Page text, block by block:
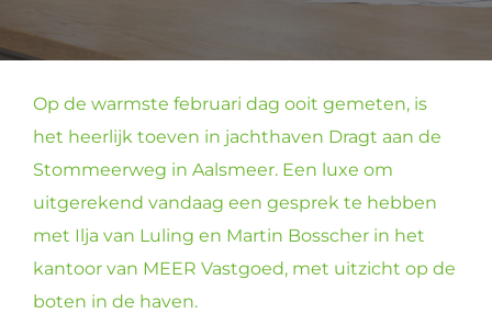
Op de warmste februari dag ooit gemeten, is
het heerlijk toeven in jachthaven Dragt aan de
Stommeerweg in Aalsmeer. Een luxe om
uitgerekend vandaag een gesprek te hebben
met Ilja van Luling en Martin Bosscher in het
kantoor van MEER Vastgoed, met uitzicht op de
boten in de haven.